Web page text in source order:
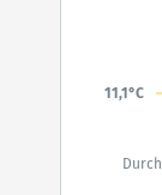
11,1°C